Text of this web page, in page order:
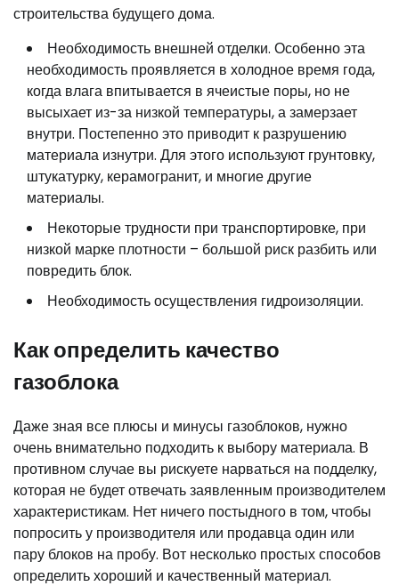
строительства будущего дома.
Необходимость внешней отделки. Особенно эта
необходимость проявляется в холодное время года,
когда влага впитывается в ячеистые поры, но не
высыхает из-за низкой температуры, а замерзает
внутри. Постепенно это приводит к разрушению
материала изнутри. Для этого используют грунтовку,
штукатурку, керамогранит, и многие другие
материалы.
Некоторые трудности при транспортировке, при
низкой марке плотности – большой риск разбить или
повредить блок.
Необходимость осуществления гидроизоляции.
Как определить качество
газоблока
Даже зная все плюсы и минусы газоблоков, нужно
очень внимательно подходить к выбору материала. В
противном случае вы рискуете нарваться на подделку,
которая не будет отвечать заявленным производителем
характеристикам. Нет ничего постыдного в том, чтобы
попросить у производителя или продавца один или
пару блоков на пробу. Вот несколько простых способов
определить хороший и качественный материал.